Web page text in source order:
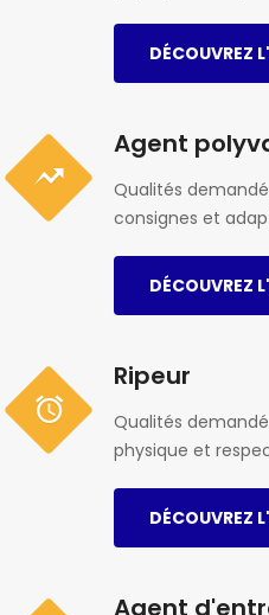
DÉCOUVREZ
Agent
Qualités
consignes et
DÉCOUVREZ
Ripeur
Qualités
physique et
DÉCOUVREZ
Agent